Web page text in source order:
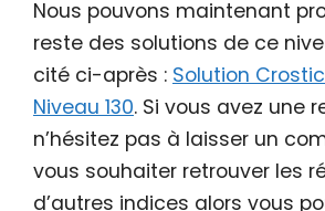
Nous pouvons maintenant
reste des solutions de ce
cité ci-après : Solution
Niveau 130. Si vous avez une
n’hésitez pas à laisser un
vous souhaiter retrouver les
d’autres indices alors vous